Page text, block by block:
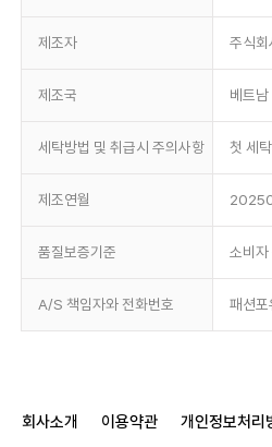
제조자 주식
제조국 베트남
세탁방법 및 취급시 주의사항 첫 세
제조연월
품질보증기준 소비자
A/S 책임자와 전화번호 패션
회사소개 이용약관 개인정보처리